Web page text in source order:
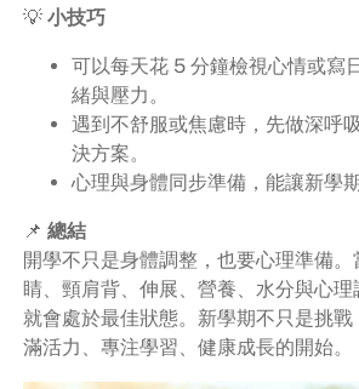
💡 小技巧
可以每天花 5 分鐘檢視心情或寫
緒與壓力。
遇到不舒服或焦慮時，先做深呼
決方案。
心理與身體同步準備，能讓新學
📌 總結
開學不只是身體調整，也要心理準備
睛、頸肩背、伸展、營養、水分與心
就會處於最佳狀態。新學期不只是挑
滿活力、專注學習、健康成長的開始。